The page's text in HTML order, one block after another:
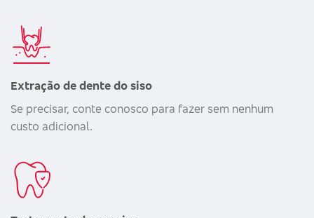
Extração de dente do siso
Se precisar, conte conosco para fazer sem nenhum
custo adicional.